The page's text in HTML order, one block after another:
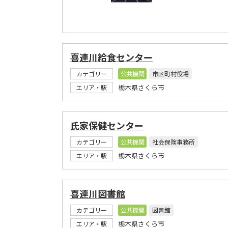
喜連川給食センター
カテゴリー 公共機関
市区町村役場
エリア・駅
栃木県さくら市
氏家保健センター
カテゴリー 公共機関
社会保険事務所
エリア・駅
栃木県さくら市
喜連川図書館
カテゴリー 公共機関
図書館
エリア・駅
栃木県さくら市